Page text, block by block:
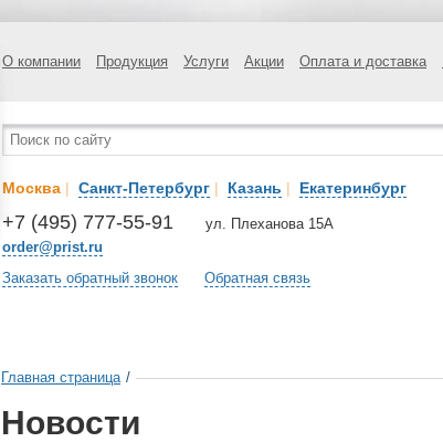
О компании Продукция Услуги Акции Оплата и доставка
Москва | Санкт-Петербург | Казань | Екатеринбург
+7 (495) 777-55-91
order@prist.ru
ул. Плеханова 15А
Заказать обратный звонок Обратная связь
Главная страница /
Новости